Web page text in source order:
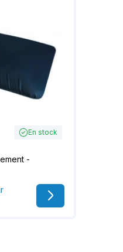
En stock
-